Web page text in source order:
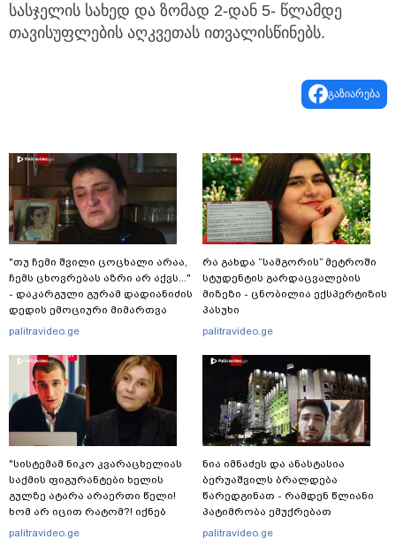
სასჯელის სახედ და ზომად 2-დან 5- წლამდე
თავისუფლების აღკვეთას ითვალისწინებს.
გაზიარება
"თუ ჩემი შვილი ცოცხალი არაა,
ჩემს ცხოვრებას აზრი არ აქვს..."
- დაკარგული გურამ დადიანიძის
დედის ემოციური მიმართვა
palitravideo.ge
"სისტემამ ნიკო კვარაცხელიას
საქმის ფიგურანტები ხელის
გულზე ატარა არაერთი წელი!
ხომ არ იცით რატომ?! იქნებ
იმიტომ რომ თავად
palitravideo.ge
რა გახდა “სამგორის” მეტროში
სტუდენტის გარდაცვალების
მიზეზი - ცნობილია ექსპერტიზის
პასუხი
palitravideo.ge
ნია იმნაძეს და ანასტასია
ბერუაშვილს ბრალდება
წარედგინათ - რამდენ წლიანი
პატიმრობა ემუქრებათ
არასრულწლოვნებს?
palitravideo.ge